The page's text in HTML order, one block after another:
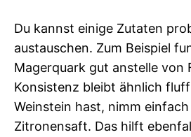
Du kannst einige Zutaten
austauschen. Zum Beispiel
Magerquark gut anstelle von
Konsistenz bleibt ähnlich
Weinstein hast, nimm einfach
Zitronensaft. Das hilft